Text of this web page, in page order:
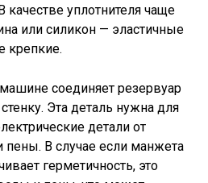
качестве уплотнителя чаще
или силикон — эластичные
крепкие.
соединяет резервуар
Эта деталь нужна для
детали от
пены. В случае если манжета
герметичность, это